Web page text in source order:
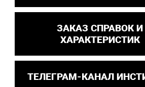
ЗАКАЗ СПРАВОК И
ХАРАКТЕРИСТИК
ТЕЛЕГРАМ-КАНАЛ